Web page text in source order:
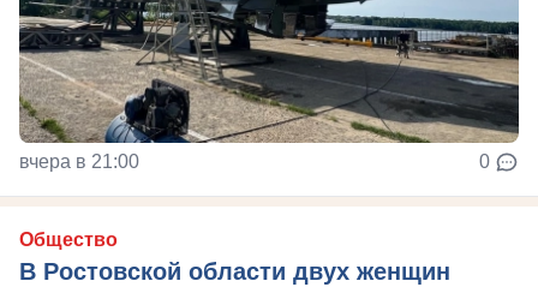
вчера в 21:00 0
Общество
В Ростовской области двух женщин